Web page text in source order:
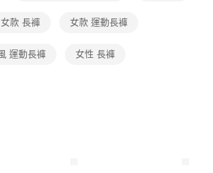
有限公司提供之「AFTEE先享後付」服務完成之交
限公司。
先徵得法定代理人或監護人之同意方可使用
未經同意申辦者引起之損失，本公司不負相關責
女款 長褲 女款 運動長褲
運動長褲 女性 長褲